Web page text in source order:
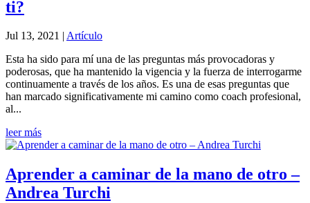
ti?
Jul 13, 2021 | Artículo
Esta ha sido para mí una de las preguntas más provocadoras y
poderosas, que ha mantenido la vigencia y la fuerza de interrogarme
continuamente a través de los años. Es una de esas preguntas que
han marcado significativamente mi camino como coach profesional,
al...
leer más
Aprender a caminar de la mano de otro –
Andrea Turchi